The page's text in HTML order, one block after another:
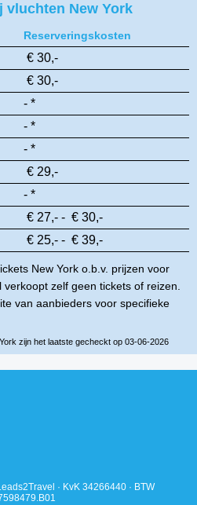
vluchten New York
Reserveringskosten
€ 30,-
€ 30,-
- *
- *
- *
€ 29,-
- *
€ 27,- - € 30,-
€ 25,- - € 39,-
New York o.b.v. prijzen voor
zelf geen tickets of reizen.
van aanbieders voor specifieke
zijn het laatste gecheckt op 03-06-2026
· KvK 34266440 · BTW